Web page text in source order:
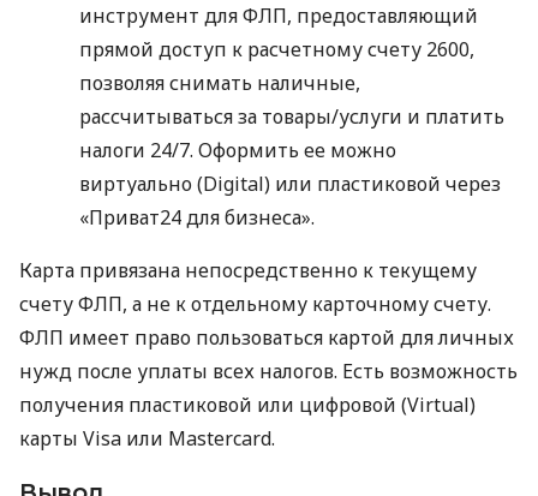
инструмент для ФЛП, предоставляющий
прямой доступ к расчетному счету 2600,
позволяя снимать наличные,
рассчитываться за товары/услуги и платить
налоги 24/7. Оформить ее можно
виртуально (Digital) или пластиковой через
«Приват24 для бизнеса».
Карта привязана непосредственно к текущему
счету ФЛП, а не к отдельному карточному счету.
ФЛП имеет право пользоваться картой для личных
нужд после уплаты всех налогов. Есть возможность
получения пластиковой или цифровой (Virtual)
карты Visa или Mastercard.